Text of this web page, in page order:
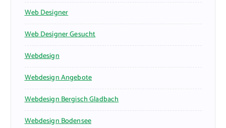
Web Designer
Web Designer Gesucht
Webdesign
Webdesign Angebote
Webdesign Bergisch Gladbach
Webdesign Bodensee